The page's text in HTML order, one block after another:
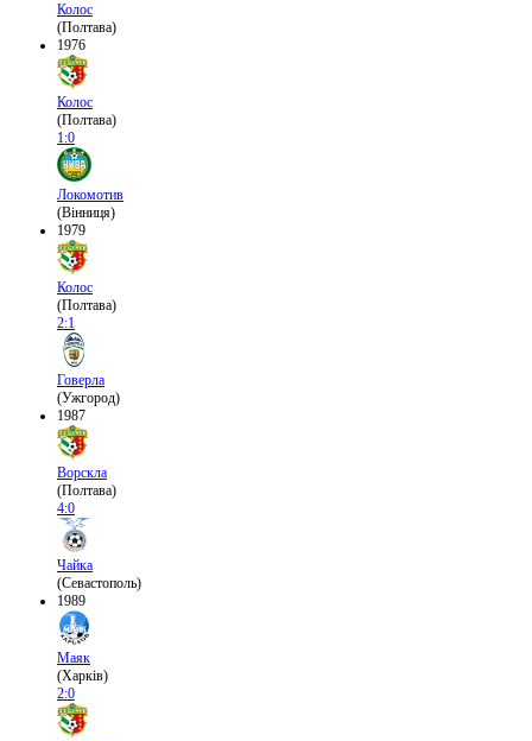
Колос
(Полтава)
1976
Колос
(Полтава)
1:0
Локомотив
(Вінниця)
1979
Колос
(Полтава)
2:1
Говерла
(Ужгород)
1987
Ворскла
(Полтава)
4:0
Чайка
(Севастополь)
1989
Маяк
(Харків)
2:0